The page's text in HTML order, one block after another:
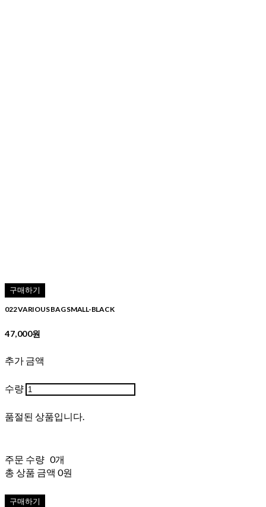
구매하기
022 VARIOUS BAG SMALL-BLACK
47,000원
추가 금액
수량
품절된 상품입니다.
주문 수량 0개
총 상품 금액 0원
구매하기